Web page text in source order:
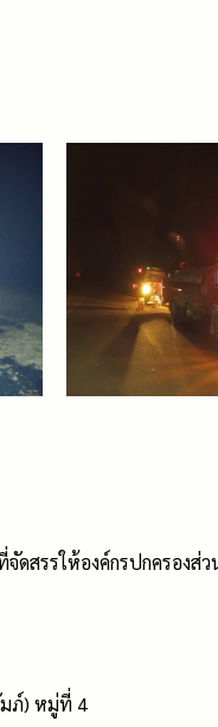
สรรให้องค์กรปกครองส่
มภ์) หมู่ที่ 4